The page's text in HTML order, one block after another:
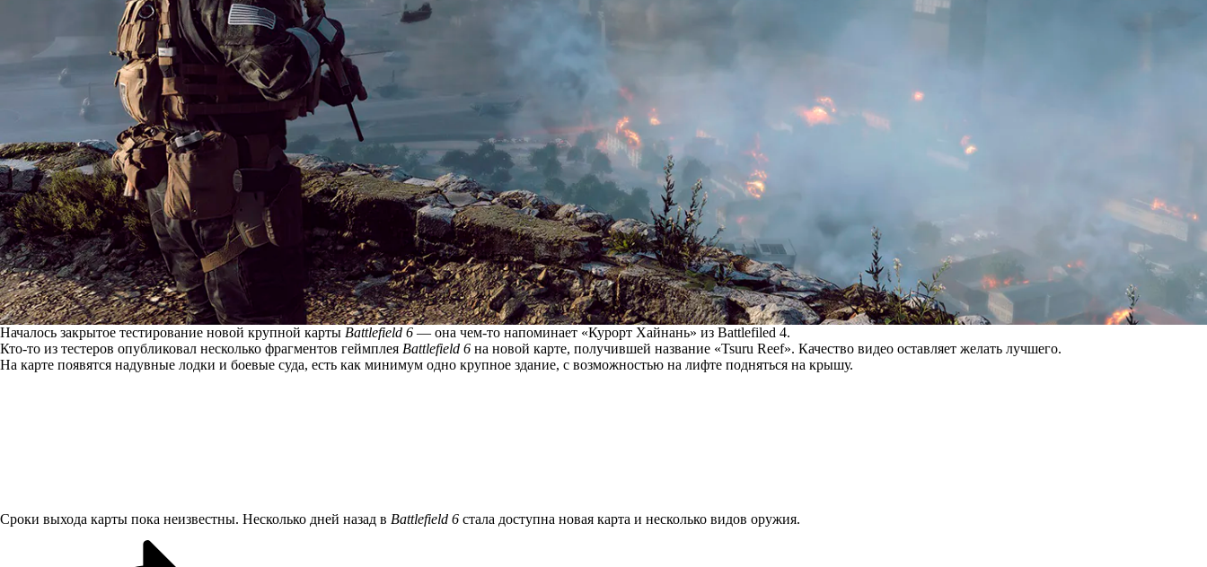
Началось закрытое тестирование новой крупной карты Battlefield 6 — она чем-то напоминает «Курорт Хайнань» из Battlefiled 4.
Кто-то из тестеров опубликовал несколько фрагментов геймплея Battlefield 6 на новой карте, получившей название «Tsuru Reef». Качество видео оставляет желать лучшего.
На карте появятся надувные лодки и боевые суда, есть как минимум одно крупное здание, с возможностью на лифте подняться на крышу.
Сроки выхода карты пока неизвестны. Несколько дней назад в Battlefield 6 стала доступна новая карта и несколько видов оружия.